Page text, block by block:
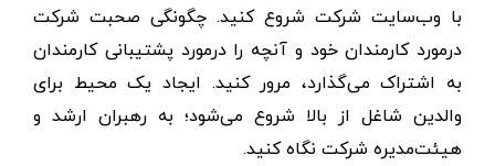
با وب‌سایت شرکت شروع کنید. چگونگی صحبت شرکت
درمورد کارمندان خود و آنچه را درمورد پشتیبانی کارمندان
به اشتراک می‌گذارد، مرور کنید. ایجاد یک محیط برای
والدین شاغل از بالا شروع می‌شود؛ به رهبران ارشد و
هیئت‌مدیره شرکت نگاه کنید.